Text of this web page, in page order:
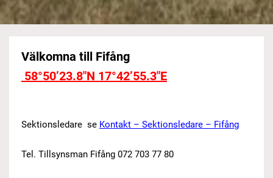
Välkomna till Fifång
58°50’23.8″N 17°42’55.3″E
Sektionsledare se Kontakt – Sektionsledare – Fifång
Tel. Tillsynsman Fifång 072 703 77 80